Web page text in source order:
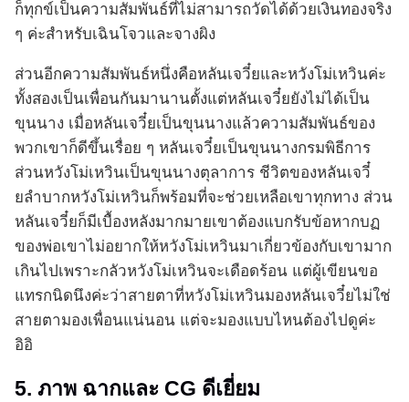
ก็ทุกข์เป็นความสัมพันธ์ที่ไม่สามารถวัดได้ด้วยเงินทองจริง
ๆ ค่ะสำหรับเฉินโจวและจางผิง
ส่วนอีกความสัมพันธ์หนึ่งคือหลันเจวี๋ยและหวังโม่เหวินค่ะ
ทั้งสองเป็นเพื่อนกันมานานตั้งแต่หลันเจวี๋ยยังไม่ได้เป็น
ขุนนาง เมื่อหลันเจวี๋ยเป็นขุนนางแล้วความสัมพันธ์ของ
พวกเขาก็ดีขึ้นเรื่อย ๆ หลันเจวี๋ยเป็นขุนนางกรมพิธีการ
ส่วนหวังโม่เหวินเป็นขุนนางตุลาการ ชีวิตของหลันเจวี๋
ยลำบากหวังโม่เหวินก็พร้อมที่จะช่วยเหลือเขาทุกทาง ส่วน
หลันเจวี๋ยก็มีเบื้องหลังมากมายเขาต้องแบกรับข้อหากบฏ
ของพ่อเขาไม่อยากให้หวังโม่เหวินมาเกี่ยวข้องกับเขามาก
เกินไปเพราะกลัวหวังโม่เหวินจะเดือดร้อน แต่ผู้เขียนขอ
แทรกนิดนึงค่ะว่าสายตาที่หวังโม่เหวินมองหลันเจวี๋ยไม่ใช่
สายตามองเพื่อนแน่นอน แต่จะมองแบบไหนต้องไปดูค่ะ
อิอิ
5. ภาพ ฉากและ CG ดีเยี่ยม